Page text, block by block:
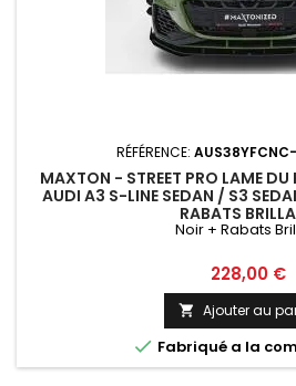
RÉFÉRENCE: AUS38YFCNC-
MAXTON - STREET PRO LAME
AUDI A3 S-LINE SEDAN / S3
RABATS
Noir + Rabats
Prix
228,00 €
 Ajouter au
 Fabriqué a la